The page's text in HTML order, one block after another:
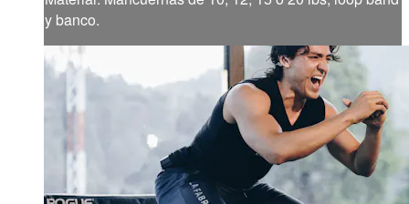
y banco.